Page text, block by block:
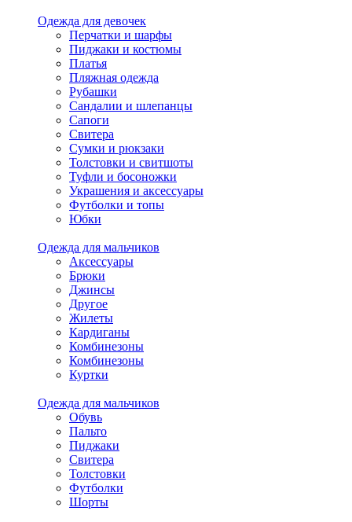
Одежда для девочек
Перчатки и шарфы
Пиджаки и костюмы
Платья
Пляжная одежда
Рубашки
Сандалии и шлепанцы
Сапоги
Свитера
Сумки и рюкзаки
Толстовки и свитшоты
Туфли и босоножки
Украшения и аксессуары
Футболки и топы
Юбки
Одежда для мальчиков
Аксессуары
Брюки
Джинсы
Другое
Жилеты
Кардиганы
Комбинезоны
Комбинезоны
Куртки
Одежда для мальчиков
Обувь
Пальто
Пиджаки
Свитера
Толстовки
Футболки
Шорты